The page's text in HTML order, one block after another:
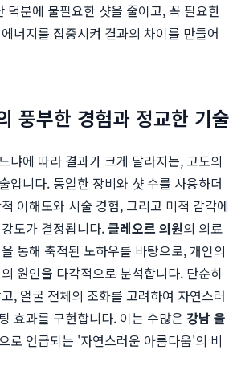
덕분에 불필요한 샷을 줄이고, 꼭 필요한
너지를 집중시켜 결과의 차이를 만들어
풍부한 경험과 정교한 기술
냐에 따라 결과가 크게 달라지는, 고도의
입니다. 동일한 장비와 샷 수를 사용하더
이해도와 시술 경험, 그리고 미적 감각에
도가 결정됩니다.클레오르 의원의 의료
통해 축적된 노하우를 바탕으로, 개인의
원인을 다각적으로 분석합니다. 단순히
, 얼굴 전체의 조화를 고려하여 자연스러
효과를 구현합니다. 이는 수많은 강남 울
로 언급되는 '자연스러운 아름다움'의 비